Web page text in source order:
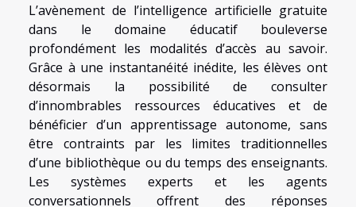
L’avènement de l’intelligence artificielle gratuite
dans le domaine éducatif bouleverse
profondément les modalités d’accès au savoir.
Grâce à une instantanéité inédite, les élèves ont
désormais la possibilité de consulter
d’innombrables ressources éducatives et de
bénéficier d’un apprentissage autonome, sans
être contraints par les limites traditionnelles
d’une bibliothèque ou du temps des enseignants.
Les systèmes experts et les agents
conversationnels offrent des réponses